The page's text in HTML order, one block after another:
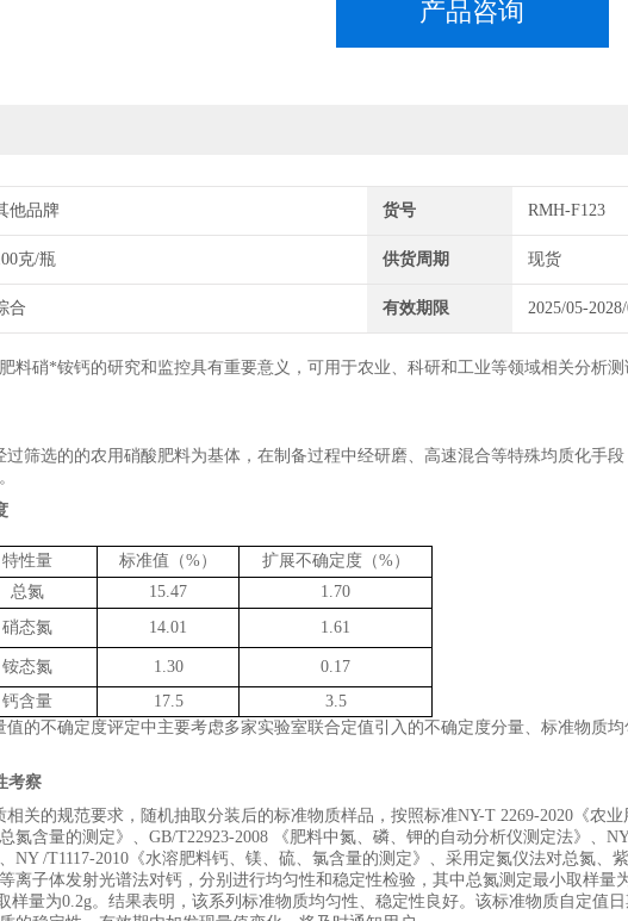
产品咨询
他品牌 货号 RMH-F123
克/瓶 供货周期 现货
合 有效期限 2025/05-
肥料硝*铵钙的研究和监控具有重要意义，可用于农业、 科研和工业等领域相关分析
过筛选的的农用硝酸肥料为基体，在制备过程中经研磨、 高速混合等特殊均质化手
特性量 标准值 （%） 扩展不确定度（%）
总氮 15.47
1.70
硝态氮
14.01 1.61
铵态氮 1.30
0.17
钙含量
17.5
3.5
值的不确定度评定中主要考虑多家实验室联合定值引入的不确定度分量、标准物质
考察
相关的规范要求，随机抽取分装后的标准物质样品， 按照标准NY-T 2269-2020 《农业
氮含量的测定》、 GB/T22923-2008 《肥料中氮、磷、钾的自动分析仪测定法》、
NY /T1117-2010 《水溶肥料钙、镁、硫、氯含量的测定》、采用 定氮仪法对总氮、
离子体发射光谱法对钙，分别 进行均匀性和稳定性检验， 其中总氮测定最小取样量
样量为0.2g。 结果表明，该系列标准物质均匀性、稳定性良好。该标准物质自定值